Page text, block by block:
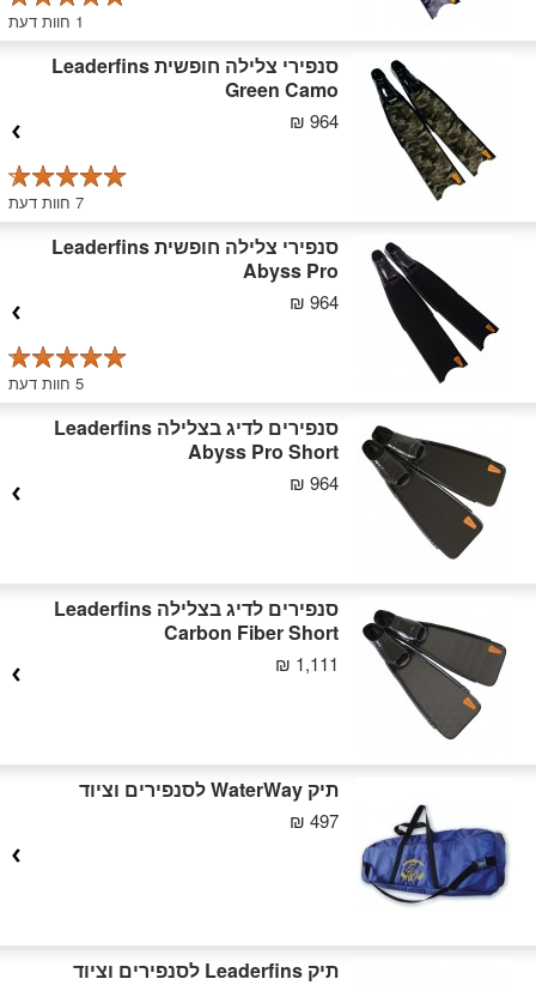
1 חוות דעת
סנפירי צלילה חופשית Leaderfins
Green Camo
964 ₪
7 חוות דעת
סנפירי צלילה חופשית Leaderfins
Abyss Pro
964 ₪
5 חוות דעת
סנפירים לדיג בצלילה Leaderfins
Abyss Pro Short
964 ₪
סנפירים לדיג בצלילה Leaderfins
Carbon Fiber Short
1,111 ₪
תיק WaterWay לסנפירים וציוד
497 ₪
תיק Leaderfins לסנפירים וציוד